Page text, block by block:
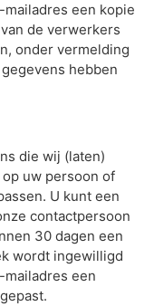
een kopie
de verwerkers
onder vermelding
hebben
die wij (laten)
uw persoon of
U kunt een
contactpersoon
30 dagen een
wordt ingewilligd
een